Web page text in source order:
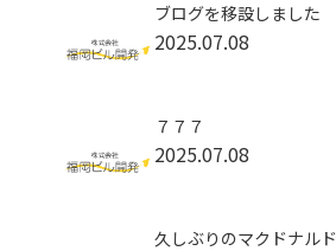
ブログを移設しました
2025.07.08
７７７
2025.07.08
久しぶりのマクドナルド